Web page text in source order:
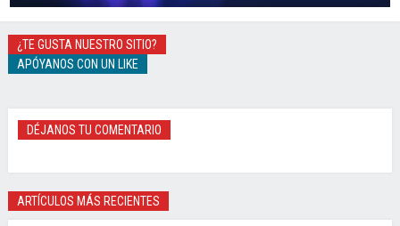
¿TE GUSTA NUESTRO SITIO?
APÓYANOS CON UN LIKE
DÉJANOS TU COMENTARIO
ARTÍCULOS MÁS RECIENTES